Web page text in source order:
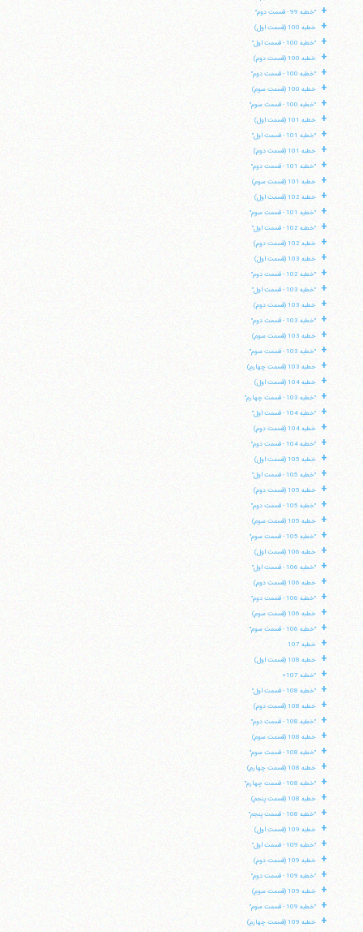
+ "خطبه 99 - قسمت دوم"
+ خطبه 100 (قسمت اول)
+ "خطبه 100 - قسمت اول"
+ خطبه 100 (قسمت دوم)
+ "خطبه 100 - قسمت دوم"
+ خطبه 100 (قسمت سوم)
+ "خطبه 100 - قسمت سوم"
+ خطبه 101 (قسمت اول)
+ "خطبه 101 - قسمت اول"
+ خطبه 101 (قسمت دوم)
+ "خطبه 101 - قسمت دوم"
+ خطبه 101 (قسمت سوم)
+ خطبه 102 (قسمت اول)
+ "خطبه 101 - قسمت سوم"
+ "خطبه 102 - قسمت اول"
+ خطبه 102 (قسمت دوم)
+ خطبه 103 (قسمت اول)
+ "خطبه 102 - قسمت دوم"
+ "خطبه 103 - قسمت اول"
+ خطبه 103 (قسمت دوم)
+ "خطبه 103 - قسمت دوم"
+ خطبه 103 (قسمت سوم)
+ "خطبه 103 - قسمت سوم"
+ خطبه 103 (قسمت چهارم)
+ خطبه 104 (قسمت اول)
+ "خطبه 103 - قسمت چهارم"
+ "خطبه 104 - قسمت اول"
+ خطبه 104 (قسمت دوم)
+ "خطبه 104 - قسمت دوم"
+ خطبه 105 (قسمت اول)
+ "خطبه 105 - قسمت اول"
+ خطبه 105 (قسمت دوم)
+ "خطبه 105 - قسمت دوم"
+ خطبه 105 (قسمت سوم)
+ "خطبه 105 - قسمت سوم"
+ خطبه 106 (قسمت اول)
+ "خطبه 106 - قسمت اول"
+ خطبه 106 (قسمت دوم)
+ "خطبه 106 - قسمت دوم"
+ خطبه 106 (قسمت سوم)
+ "خطبه 106 - قسمت سوم"
+ خطبه 107
+ خطبه 108 (قسمت اول)
+ "خطبه 107»
+ "خطبه 108 - قسمت اول"
+ خطبه 108 (قسمت دوم)
+ "خطبه 108 - قسمت دوم"
+ خطبه 108 (قسمت سوم)
+ "خطبه 108 - قسمت سوم"
+ خطبه 108 (قسمت چهارم)
+ "خطبه 108 - قسمت چهارم"
+ خطبه 108 (قسمت پنجم)
+ "خطبه 108 - قسمت پنجم"
+ خطبه 109 (قسمت اول)
+ "خطبه 109 - قسمت اول"
+ خطبه 109 (قسمت دوم)
+ "خطبه 109 - قسمت دوم"
+ خطبه 109 (قسمت سوم)
+ "خطبه 109 - قسمت سوم"
+ خطبه 109 (قسمت چهارم)